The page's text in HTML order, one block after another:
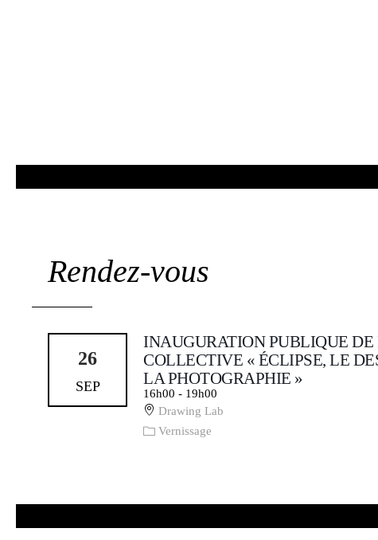
Rendez-vous
26
SEP
INAUGURATION PUBLIQUE DE
COLLECTIVE « ÉCLIPSE, LE
LA PHOTOGRAPHIE »
16h00 - 19h00
Drawing Lab
Vernissage